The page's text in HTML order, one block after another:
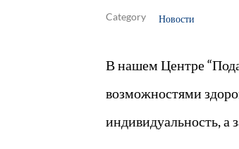
Новости
В нашем Центре
возможностями
индивидуальность, а